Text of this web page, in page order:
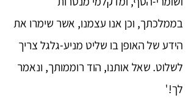
בממלכתך, וכן אנו עצמנו, אשר שימרו את
הידע של האופן בו שליט מניע-גלגל צריך
לשלוט. שאל אותנו, הוד רוממותך, ונאמר
לך!'